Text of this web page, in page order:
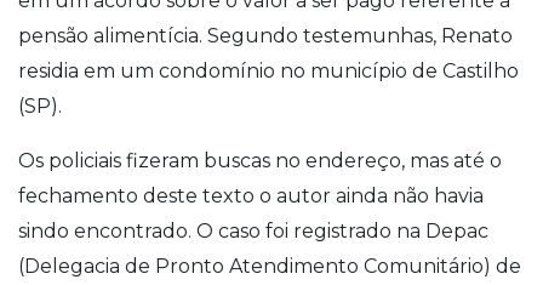
pensão alimentícia. Segundo testemunhas, Renato
residia em um condomínio no município de Castilho
(SP).
Os policiais fizeram buscas no endereço, mas até o
fechamento deste texto o autor ainda não havia
sindo encontrado. O caso foi registrado na Depac
(Delegacia de Pronto Atendimento Comunitário) de